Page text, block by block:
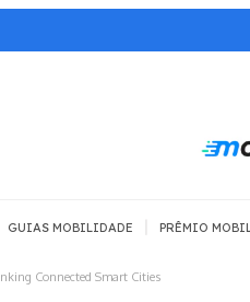
GUIAS MOBILIDADE PRÊMIO
Connected Smart Cities